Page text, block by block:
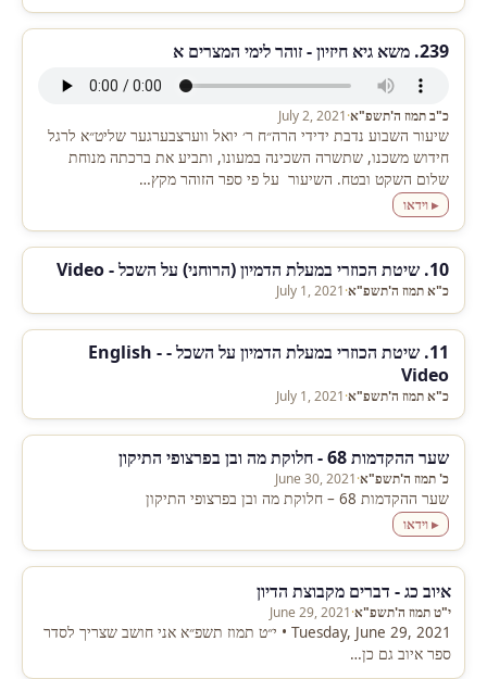
239. משא גיא חיזיון - זוהר לימי המצרים א
כ"ב תמוז ה'תשפ"א·
July 2, 2021
שיעור השבוע נדבת ידידי הרה״ח ר׳ יואל ווערצבערגער שליט״א לרגל
חידוש משכנו, שתשרה השכינה במעונו, ותביע את ברכתה מנוחת
שלום השקט ובטח. השיעור על פי ספר הזוהר מקץ…
▸ וידאו
10. שיטת הכוזרי במעלת הדמיון (הרוחני) על השכל - Video
כ"א תמוז ה'תשפ"א·
July 1, 2021
11. שיטת הכוזרי במעלת הדמיון על השכל - English -
Video
כ"א תמוז ה'תשפ"א·
July 1, 2021
שער ההקדמות 68 - חלוקת מה ובן בפרצופי התיקון
כ' תמוז ה'תשפ"א·
June 30, 2021
שער ההקדמות 68 – חלוקת מה ובן בפרצופי התיקון
▸ וידאו
איוב כג - דברים מקבוצת הדיון
י"ט תמוז ה'תשפ"א·
June 29, 2021
Tuesday, June 29, 2021 • י״ט תמוז תשפ״א אני חושב שצריך לסדר
ספר איוב גם כן…